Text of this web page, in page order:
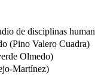
de disciplinas
(Pino Valero Cuadra)
Olmedo)
Martínez)